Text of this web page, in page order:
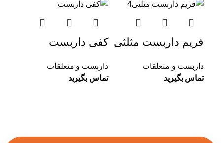
فریم داربست مثلثی
داربست و متعلقات
کفی داربست
داربست و متعلقات